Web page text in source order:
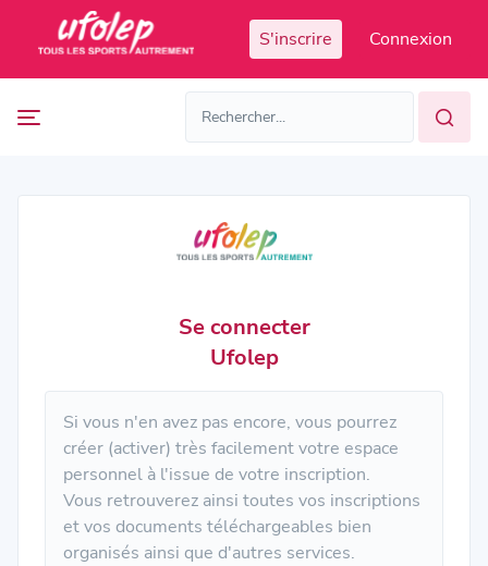
S'inscrire Connexion
manifestations
passées
organisateur
Se connecter
Ufolep
Si vous n'en avez pas encore, vous pourrez
créer (activer) très facilement votre espace
personnel à l'issue de votre inscription.
Vous retrouverez ainsi toutes vos inscriptions
et vos documents téléchargeables bien
organisés ainsi que d'autres services.
Panneau de gestion des cookies